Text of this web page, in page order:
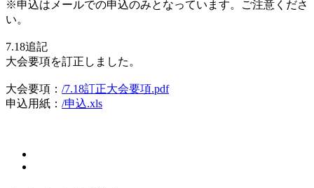
※申込はメールでの申込のみとなっています。ご注意くださ
い。
7.18追記
大会要項を訂正しました。
大会要項： /7.18訂正大会要項.pdf
申込用紙： /申込.xls